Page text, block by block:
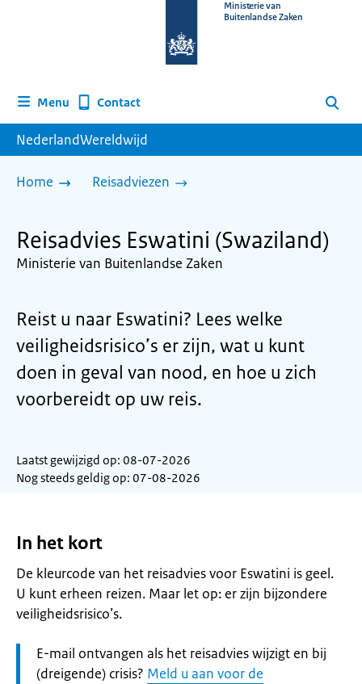
homepage
Ministerie van
Buitenlandse Zaken
Menu Contact Zoeken
NederlandWereldwijd
Home Reisadviezen
Reisadvies Eswatini (Swaziland)
Ministerie van Buitenlandse Zaken
Reist u naar Eswatini? Lees welke
veiligheidsrisico’s er zijn, wat u kunt
doen in geval van nood, en hoe u zich
voorbereidt op uw reis.
Laatst gewijzigd op: 08-07-2026
Nog steeds geldig op: 07-08-2026
In het kort
De kleurcode van het reisadvies voor Eswatini is geel.
U kunt erheen reizen. Maar let op: er zijn bijzondere
veiligheidsrisico’s.
Let
op:
E-mail ontvangen als het reisadvies wijzigt en bij
(dreigende) crisis? Meld u aan voor de